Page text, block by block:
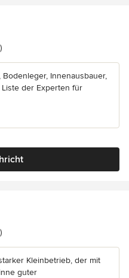
5 Sternen
Innenausbauer,
der Experten für
5 Sternen
Kleinbetrieb, der mit
guter